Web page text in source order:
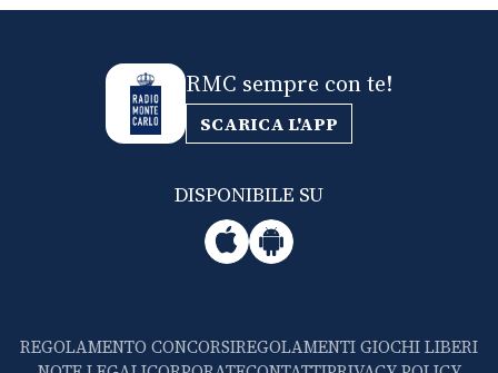
RMC sempre con te!
SCARICA L'APP
DISPONIBILE SU
REGOLAMENTO CONCORSIREGOLAMENTI GIOCHI LIBERI